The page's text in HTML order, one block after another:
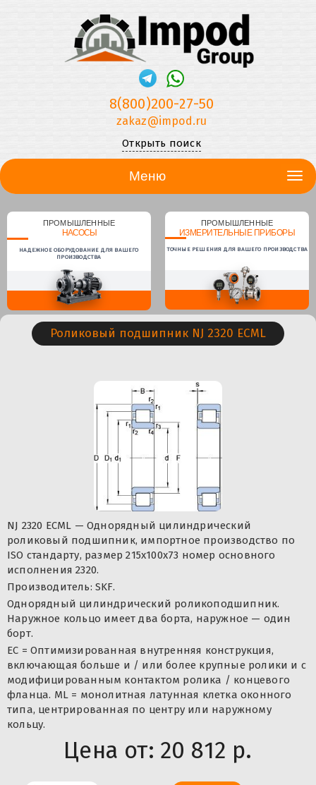
8(800)200-27-50
zakaz@impod.ru
Открыть поиск
Меню
ПРОМЫШЛЕННЫЕ
НАСОСЫ
НАДЕЖНОЕ ОБОРУДОВАНИЕ ДЛЯ ВАШЕГО
ПРОИЗВОДСТВА
ПРОМЫШЛЕННЫЕ
ИЗМЕРИТЕЛЬНЫЕ ПРИБОРЫ
ТОЧНЫЕ РЕШЕНИЯ ДЛЯ ВАШЕГО ПРОИЗВОДСТВА
Роликовый подшипник NJ 2320 ECML
NJ 2320 ECML — Однорядный цилиндрический
роликовый подшипник, импортное производство по
ISO стандарту, размер 215x100x73 номер основного
исполнения 2320.
Производитель: SKF.
Однорядный цилиндрический роликоподшипник.
Наружное кольцо имеет два борта, наружное — один
борт.
EC = Оптимизированная внутренняя конструкция,
включающая больше и / или более крупные ролики и с
модифицированным контактом ролика / концевого
фланца. ML = монолитная латунная клетка оконного
типа, центрированная по центру или наружному
кольцу.
Цена от: 20 812 р.